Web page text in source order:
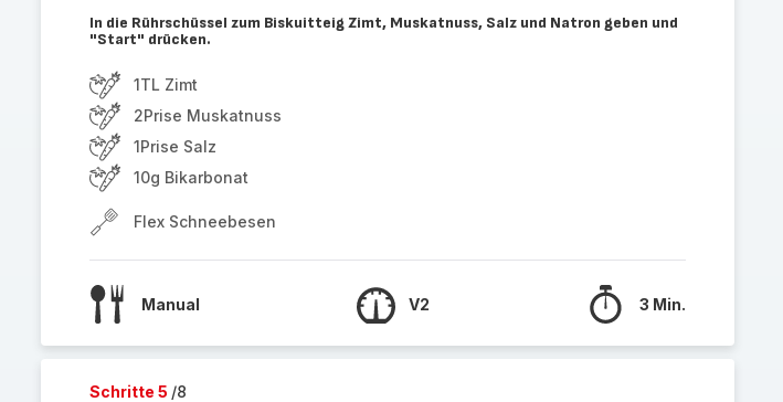
In die Rührschüssel zum Biskuitteig Zimt, Muskatnuss, Salz und Natron geben und
"Start" drücken.
1TL Zimt
2Prise Muskatnuss
1Prise Salz
10g Bikarbonat
Flex Schneebesen
Manual V2 3 Min.
Schritte 5 /8